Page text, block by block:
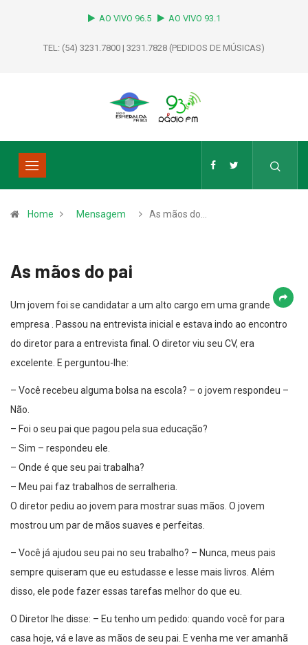
AO VIVO 96.5 AO VIVO 93.1
TEL: (54) 3231.7800 | 3231.7828 (PEDIDOS DE MÚSICAS)
Home Mensagem As mãos do…
As mãos do pai
Um jovem foi se candidatar a um alto cargo em uma grande
empresa . Passou na entrevista inicial e estava indo ao encontro
do diretor para a entrevista final. O diretor viu seu CV, era
excelente. E perguntou-lhe:
– Você recebeu alguma bolsa na escola? – o jovem respondeu –
Não.
– Foi o seu pai que pagou pela sua educação?
– Sim – respondeu ele.
– Onde é que seu pai trabalha?
– Meu pai faz trabalhos de serralheria.
O diretor pediu ao jovem para mostrar suas mãos. O jovem
mostrou um par de mãos suaves e perfeitas.
– Você já ajudou seu pai no seu trabalho? – Nunca, meus pais
sempre quiseram que eu estudasse e lesse mais livros. Além
disso, ele pode fazer essas tarefas melhor do que eu.
O Diretor lhe disse: – Eu tenho um pedido: quando você for para
casa hoje, vá e lave as mãos de seu pai. E venha me ver amanhã